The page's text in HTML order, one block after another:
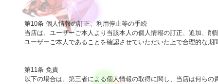
第10条 個人情報の訂正、利用停止等の手続
当店は、ユーザーご本人より当該本人の個人情報の訂正、追加、
ユーザーご本人であることを確認させていただいた上で合理的な期
第11条 免責
以下の場合は、第三者による個人情報の取得に関し、当店は何らの